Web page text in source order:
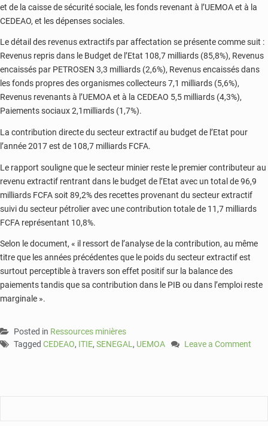
et de la caisse de sécurité sociale, les fonds revenant à l’UEMOA et à la
CEDEAO, et les dépenses sociales.
Le détail des revenus extractifs par affectation se présente comme suit :
Revenus repris dans le Budget de l’Etat 108,7 milliards (85,8%), Revenus
encaissés par PETROSEN 3,3 milliards (2,6%), Revenus encaissés dans
les fonds propres des organismes collecteurs 7,1 milliards (5,6%),
Revenus revenants à l’UEMOA et à la CEDEAO 5,5 milliards (4,3%),
Paiements sociaux 2,1milliards (1,7%).
La contribution directe du secteur extractif au budget de l’Etat pour
l’année 2017 est de 108,7 milliards FCFA.
Le rapport souligne que le secteur minier reste le premier contributeur au
revenu extractif rentrant dans le budget de l’Etat avec un total de 96,9
milliards FCFA soit 89,2% des recettes provenant du secteur extractif
suivi du secteur pétrolier avec une contribution totale de 11,7 milliards
FCFA représentant 10,8%.
Selon le document, « il ressort de l’analyse de la contribution, au même
titre que les années précédentes que le poids du secteur extractif est
surtout perceptible à travers son effet positif sur la balance des
paiements tandis que sa contribution dans le PIB ou dans l’emploi reste
marginale ».
Posted in Ressources minières
Tagged CEDEAO, ITIE, SENEGAL , UEMOA
Leave a Comment